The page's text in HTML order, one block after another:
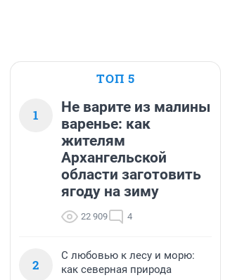
ТОП 5
1
Не варите из малины
варенье: как
жителям
Архангельской
области заготовить
ягоду на зиму
22 909 4
2
С любовью к лесу и морю:
как северная природа